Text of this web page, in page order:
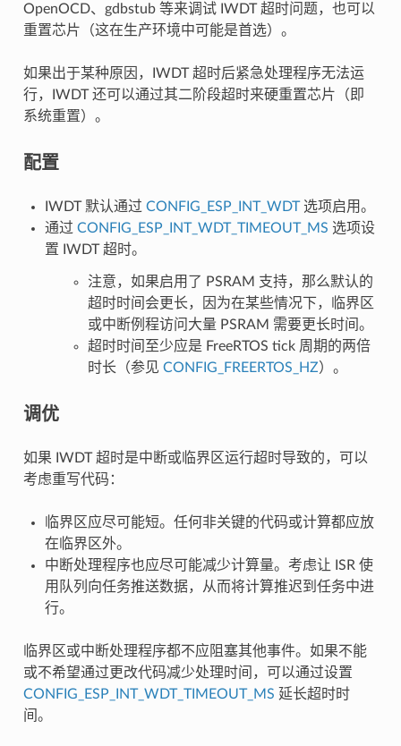
OpenOCD、gdbstub 等来调试 IWDT 超时问题，也可以
重置芯片（这在生产环境中可能是首选）。
如果出于某种原因，IWDT 超时后紧急处理程序无法运
行，IWDT 还可以通过其二阶段超时来硬重置芯片（即
系统重置）。
配置
IWDT 默认通过 CONFIG_ESP_INT_WDT选项启用。
通过 CONFIG_ESP_INT_WDT_TIMEOUT_MS 选项设
置 IWDT 超时。
注意，如果启用了 PSRAM 支持，那么默认的
超时时间会更长，因为在某些情况下，临界区
或中断例程访问大量 PSRAM 需要更长时间。
超时时间至少应是 FreeRTOS tick 周期的两倍
时长（参见 CONFIG_FREERTOS_HZ）。
调优
如果 IWDT 超时是中断或临界区运行超时导致的，可以
考虑重写代码：
临界区应尽可能短。任何非关键的代码或计算都应放
在临界区外。
中断处理程序也应尽可能减少计算量。考虑让 ISR 使
用队列向任务推送数据，从而将计算推迟到任务中进
行。
临界区或中断处理程序都不应阻塞其他事件。如果不能
或不希望通过更改代码减少处理时间，可以通过设置
CONFIG_ESP_INT_WDT_TIMEOUT_MS 延长超时时
间。